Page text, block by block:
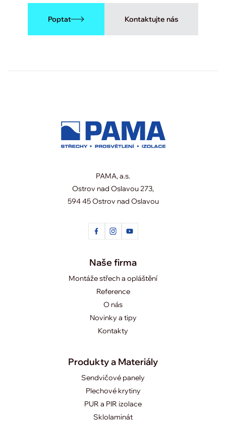
Poptat Kontaktujte nás
PAMA, a.s.
Ostrov nad Oslavou 273,
594 45 Ostrov nad Oslavou
Naše firma
Montáže střech a opláštění
Reference
O nás
Novinky a tipy
Kontakty
Produkty a Materiály
Sendvičové panely
Plechové krytiny
PUR a PIR izolace
Sklolaminát